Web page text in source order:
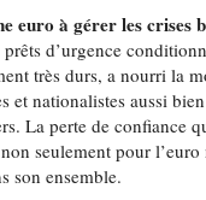
euro à gérer les crises
d’urgence
très durs, a nourri la
et nationalistes aussi
La perte de confiance
seulement pour
son ensemble.